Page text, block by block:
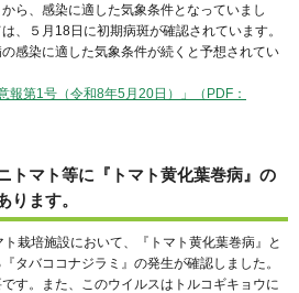
ら、感染に適した気象条件となっていまし
、５月18日に初期病斑が確認されています。
感染に適した気象条件が続くと予想されてい
報第1号（令和8年5月20日）」（PDF：
トマト等に『トマト黄化葉巻病』の
ります。
栽培施設において、『トマト黄化葉巻病』と
タバココナジラミ』の発生が確認しました。
す。また、このウイルスはトルコギキョウに